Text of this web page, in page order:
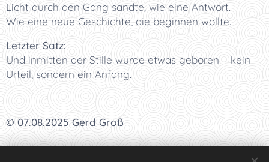
Licht durch den Gang sandte, wie eine Antwort.
Wie eine neue Geschichte, die beginnen wollte.
Letzter Satz:
Und inmitten der Stille wurde etwas geboren – kein
Urteil, sondern ein Anfang.
© 07.08.2025 Gerd Groß